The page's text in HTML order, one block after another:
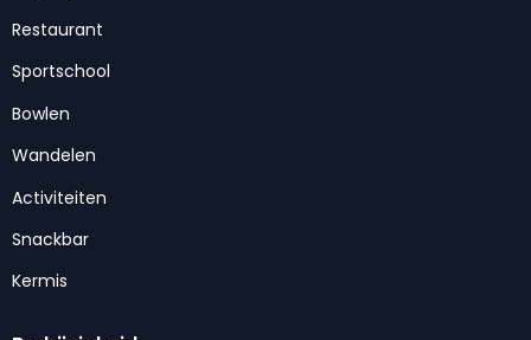
Restaurant
Sportschool
Bowlen
Wandelen
Activiteiten
Snackbar
Kermis